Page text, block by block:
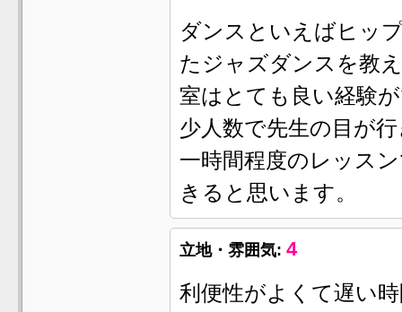
ダンスといえばヒッ
たジャズダンスを教
室はとても良い経験
少人数で先生の目が
一時間程度のレッス
きると思います。
立地・雰囲気: 4
利便性がよくて遅い